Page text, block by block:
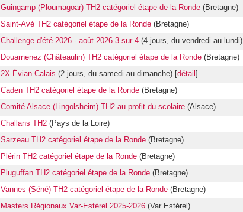
Guingamp (Ploumagoar) TH2 catégoriel étape de la Ronde (Bretagne)
Saint-Avé TH2 catégoriel étape de la Ronde (Bretagne)
Challenge d'été 2026 - août 2026 3 sur 4 (4 jours, du vendredi au lundi)
Douarnenez (Châteaulin) TH2 catégoriel étape de la Ronde (Bretagne)
2X Évian Calais (2 jours, du samedi au dimanche) [ détail
Caden TH2 catégoriel étape de la Ronde (Bretagne)
Comité Alsace (Lingolsheim) TH2 au profit du scolaire (Alsace)
Challans TH2 (Pays de la Loire)
Sarzeau TH2 catégoriel étape de la Ronde (Bretagne)
Plérin TH2 catégoriel étape de la Ronde (Bretagne)
Pluguffan TH2 catégoriel étape de la Ronde (Bretagne)
Vannes (Séné) TH2 catégoriel étape de la Ronde (Bretagne)
Masters Régionaux Var-Estérel 2025-2026 (Var Estérel)